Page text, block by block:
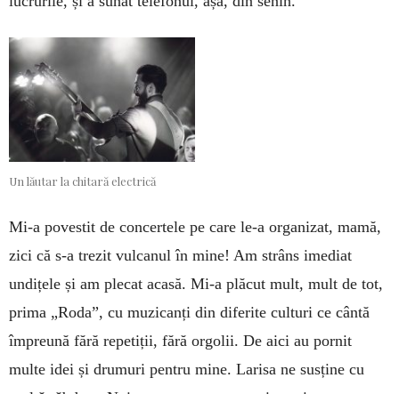
Un lăutar la chitară electrică
Mi-a povestit de concertele pe care le-a organizat, mamă,
zici că s-a trezit vulcanul în mine! Am strâns imediat
undițele și am plecat acasă. Mi-a plăcut mult, mult de tot,
prima „Roda”, cu muzicanți din diferite culturi ce cântă
împreună fără repetiții, fără orgolii. De aici au pornit
multe idei și drumuri pentru mine. Larisa ne susține cu